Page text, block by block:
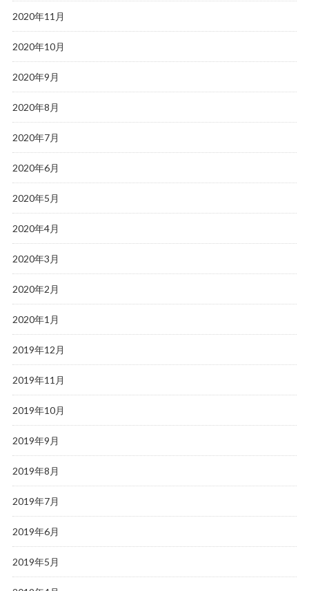
2020年11月
2020年10月
2020年9月
2020年8月
2020年7月
2020年6月
2020年5月
2020年4月
2020年3月
2020年2月
2020年1月
2019年12月
2019年11月
2019年10月
2019年9月
2019年8月
2019年7月
2019年6月
2019年5月